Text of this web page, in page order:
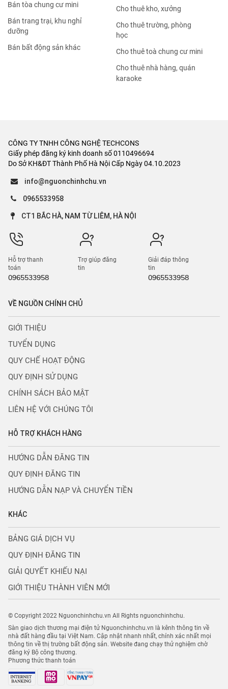
Bán tòa chung cư mini
Bán trang trại, khu nghỉ
dưỡng
Bán bất động sản khác
Cho thuê kho, xưởng
Cho thuê trường, phòng
học
Cho thuê toà chung cư mini
Cho thuê nhà hàng, quán
karaoke
CÔNG TY TNHH CÔNG NGHỆ TECHCONS
Giấy phép đăng ký kinh doanh số 0110496694
Do Sở KH&ĐT Thành Phố Hà Nội Cấp Ngày 04.10.2023
info@nguonchinhchu.vn
0965533958
CT1 BẮC HÀ, NAM TỪ LIÊM, HÀ NỘI
Hỗ trợ thanh
toán
0965533958
Trợ giúp đăng
tin
Giải đáp thông
tin
0965533958
VỀ NGUỒN CHÍNH CHỦ
GIỚI THIỆU
TUYỂN DỤNG
QUY CHẾ HOẠT ĐỘNG
QUY ĐỊNH SỬ DỤNG
CHÍNH SÁCH BẢO MẬT
LIÊN HỆ VỚI CHÚNG TÔI
HỖ TRỢ KHÁCH HÀNG
HƯỚNG DẪN ĐĂNG TIN
QUY ĐỊNH ĐĂNG TIN
HƯỚNG DẪN NẠP VÀ CHUYỂN TIỀN
KHÁC
BẢNG GIÁ DỊCH VỤ
QUY ĐỊNH ĐĂNG TIN
GIẢI QUYẾT KHIẾU NẠI
GIỚI THIỆU THÀNH VIÊN MỚI
© Copyright 2022 Nguonchinhchu.vn All Rights nguonchinhchu.
Sàn giao dịch thương mại điện tử Nguonchinhchu.vn là kênh thông tin về
nhà đất hàng đầu tại Việt Nam. Cập nhật nhanh nhất, chính xác nhất mọi
thông tin về thị trường bất động sản. Website đang chạy thử nghiệm chờ
đăng ký Bộ công thương.
Phương thức thanh toán